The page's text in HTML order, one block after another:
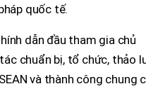
quốc tế.
dẫn đầu tham gia chủ
chuẩn bị, tổ chức, thảo
và thành công chung